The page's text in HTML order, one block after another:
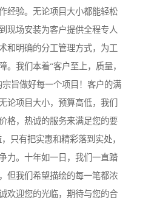
经验。无论项目大小都能轻松
现场安装为客户提供全程专人
和明确的分工管理方式，为工
。我们本着“客户至上，质量，
旨做好每一个项目！客户的满
论项目大小，预算高低，我们
格，热诚的服务来满足您的要
只有把实惠和精彩落到实处，
力。十年如一日，我们一直踏
但我们希望描绘的每一笔都浓
欢迎您的光临，期待与您的合